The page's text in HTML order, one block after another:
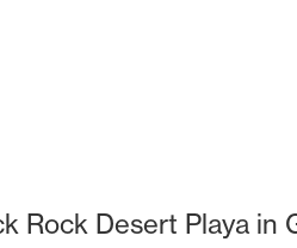
Rock Desert Playa in